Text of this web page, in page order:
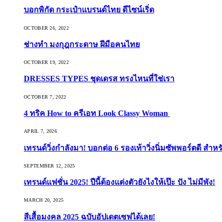
บอกพิกัด กระเป๋าแบรนด์ไทย ดีไซน์เริ่ด
OCTOBER 26, 2022
ช่างทำ มงกุฎกระดาษ ฝีมือคนไทย
OCTOBER 19, 2022
DRESSES TYPES ชุดเดรส ทรงไหนที่ใช่เรา
OCTOBER 7, 2022
4 ทริค How to ครีเอท Look Classy Woman
APRIL 7, 2026
เทรนด์วิ่งกำลังมา! บอกต่อ 6 รองเท้าวิ่งนิ่มซัพพอร์ตดี สำห
SEPTEMBER 12, 2025
เทรนด์แฟชั่น 2025! ปีนี้ต้องแต่งตัวยังไงให้เป๊ะ ปัง ไม่มีพัง!
MARCH 20, 2025
สีเสื้อมงคล 2025 ฉบับอัปเดตเซฟได้เลย!